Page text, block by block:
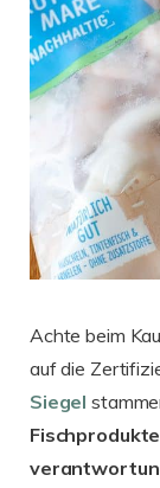
Achte beim
auf die
Siegel
Fischprodukte